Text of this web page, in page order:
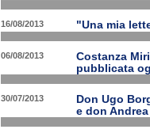
16/08/2013 "Una mia
06/08/2013
Costanza
pubblicata
30/07/2013
Don Ugo
e don